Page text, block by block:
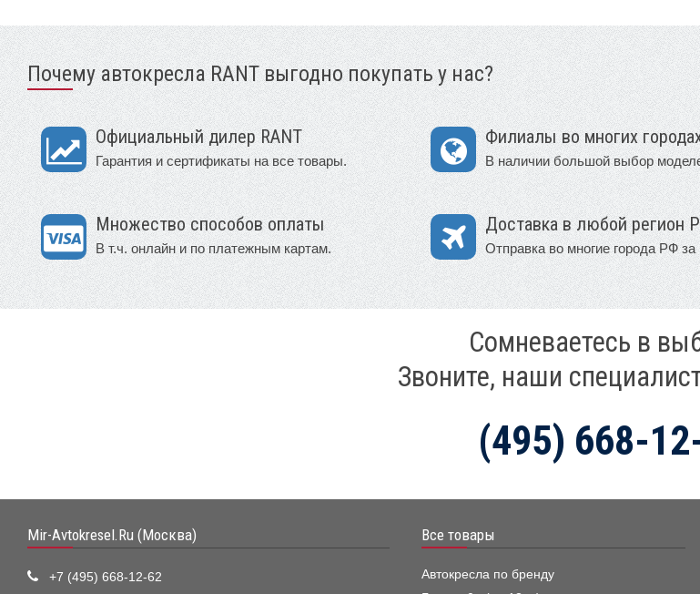
Почему автокресла RANT выгодно покупать у нас?
Официальный дилер RANT
Гарантия и сертификаты на все товары.
Филиалы во многих
В наличии большой выбор
Множество способов оплаты
В т.ч. онлайн и по платежным картам.
Доставка в любой регион
Отправка во многие города РФ за
Сомневаетесь в
Звоните, наши
(495) 668-
Mir-Avtokresel.Ru (Москва)
+7 (495) 668-12-62
Все товары
Автокресла по бренду